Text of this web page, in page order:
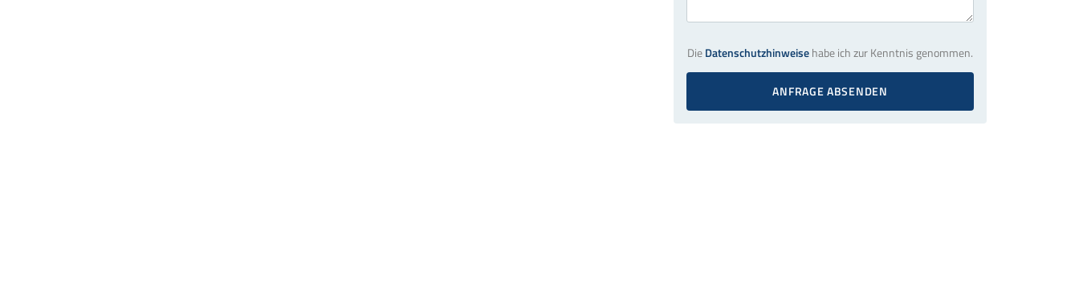
DieDatenschutzhinweisehabe ich zur Kenntnis genommen.
ANFRAGE ABSENDEN